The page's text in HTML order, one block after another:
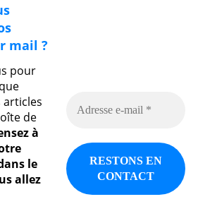
mail ?
pour
articles
de
à
le
allez